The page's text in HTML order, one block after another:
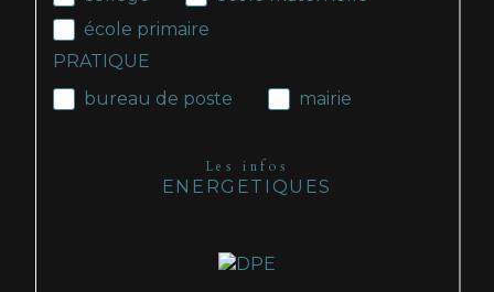
école primaire
PRATIQUE
bureau de poste
mairie
Les infos
ENERGETIQUES